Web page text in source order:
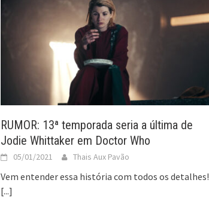
RUMOR: 13ª temporada seria a última de
Jodie Whittaker em Doctor Who
05/01/2021 Thais Aux Pavão
Vem entender essa história com todos os detalhes!
[...]